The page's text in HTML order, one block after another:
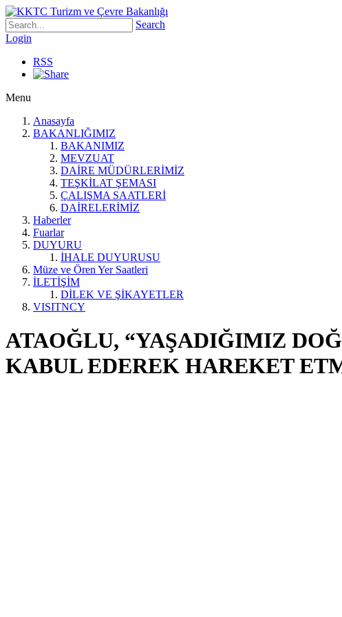
Search
Login
RSS
Menu
Anasayfa
BAKANLIĞIMIZ
BAKANIMIZ
MEVZUAT
DAİRE MÜDÜRLERİMİZ
TEŞKİLAT ŞEMASI
ÇALIŞMA SAATLERİ
DAİRELERİMİZ
Haberler
Fuarlar
DUYURU
İHALE DUYURUSU
Müze ve Ören Yer Saatleri
İLETİŞİM
DİLEK VE ŞİKAYETLER
VISITNCY
ATAOĞLU, “YAŞADIĞIMIZ
KABUL EDEREK HAREKET